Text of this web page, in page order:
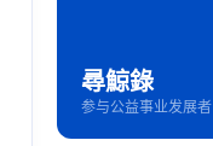
尋鯨錄
参与公益事业发展者